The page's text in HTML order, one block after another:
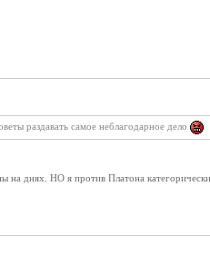
раздавать самое неблагодарное дело
на днях. НО я против Платона